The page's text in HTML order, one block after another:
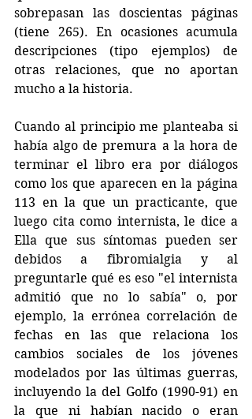
sobrepasan las doscientas páginas
(tiene 265). En ocasiones acumula
descripciones (tipo ejemplos) de
otras relaciones, que no aportan
mucho a la historia.
Cuando al principio me planteaba si
había algo de premura a la hora de
terminar el libro era por diálogos
como los que aparecen en la página
113 en la que un practicante, que
luego cita como internista, le dice a
Ella que sus síntomas pueden ser
debidos a fibromialgia y al
preguntarle qué es eso "el internista
admitió que no lo sabía" o, por
ejemplo, la errónea correlación de
fechas en las que relaciona los
cambios sociales de los jóvenes
modelados por las últimas guerras,
incluyendo la del Golfo (1990-91) en
la que ni habían nacido o eran